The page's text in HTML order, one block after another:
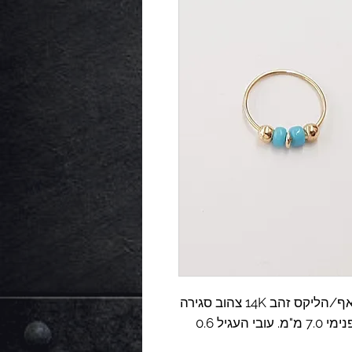
חישוק עם חרוזים בצבע טורקיז וכדורים לאף/הליקס זהב 14K צהוב סגירה
בלי ציר, גמיש, שנסגר לתוך הכדור. קוטר פנימי 7.0 מ"מ. עובי העגיל 0.6